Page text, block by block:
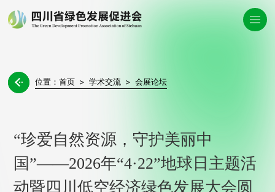
 位置：首页 > 学术交流 > 会展论坛
“珍爱自然资源，守护美丽中
国”——2026年“4·22”地球日主题活
动暨四川低空经济绿色发展大会圆